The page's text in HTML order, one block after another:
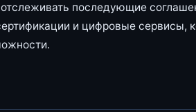
отслеживать последующие
и цифровые сервисы,